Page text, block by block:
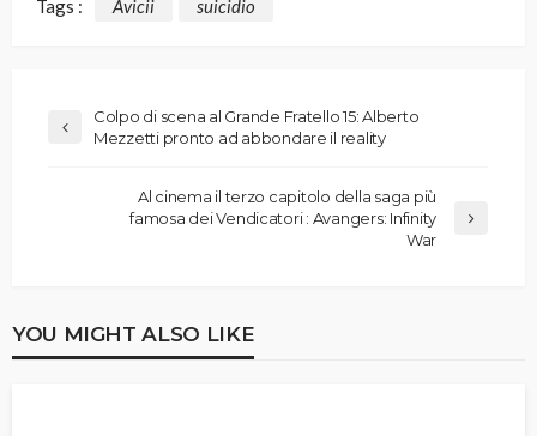
Tags : Avicii suicidio
Colpo di scena al Grande Fratello 15: Alberto
Mezzetti pronto ad abbondare il reality
Al cinema il terzo capitolo della saga più
famosa dei Vendicatori : Avangers: Infinity
War
YOU MIGHT ALSO LIKE